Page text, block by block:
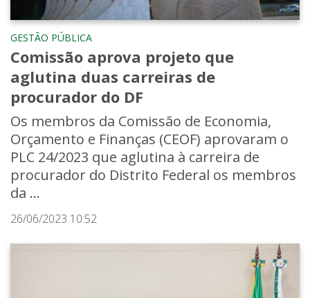
GESTÃO PÚBLICA
Comissão aprova projeto que
aglutina duas carreiras de
procurador do DF
Os membros da Comissão de Economia,
Orçamento e Finanças (CEOF) aprovaram o
PLC 24/2023 que aglutina à carreira de
procurador do Distrito Federal os membros
da ...
26/06/2023 10:52